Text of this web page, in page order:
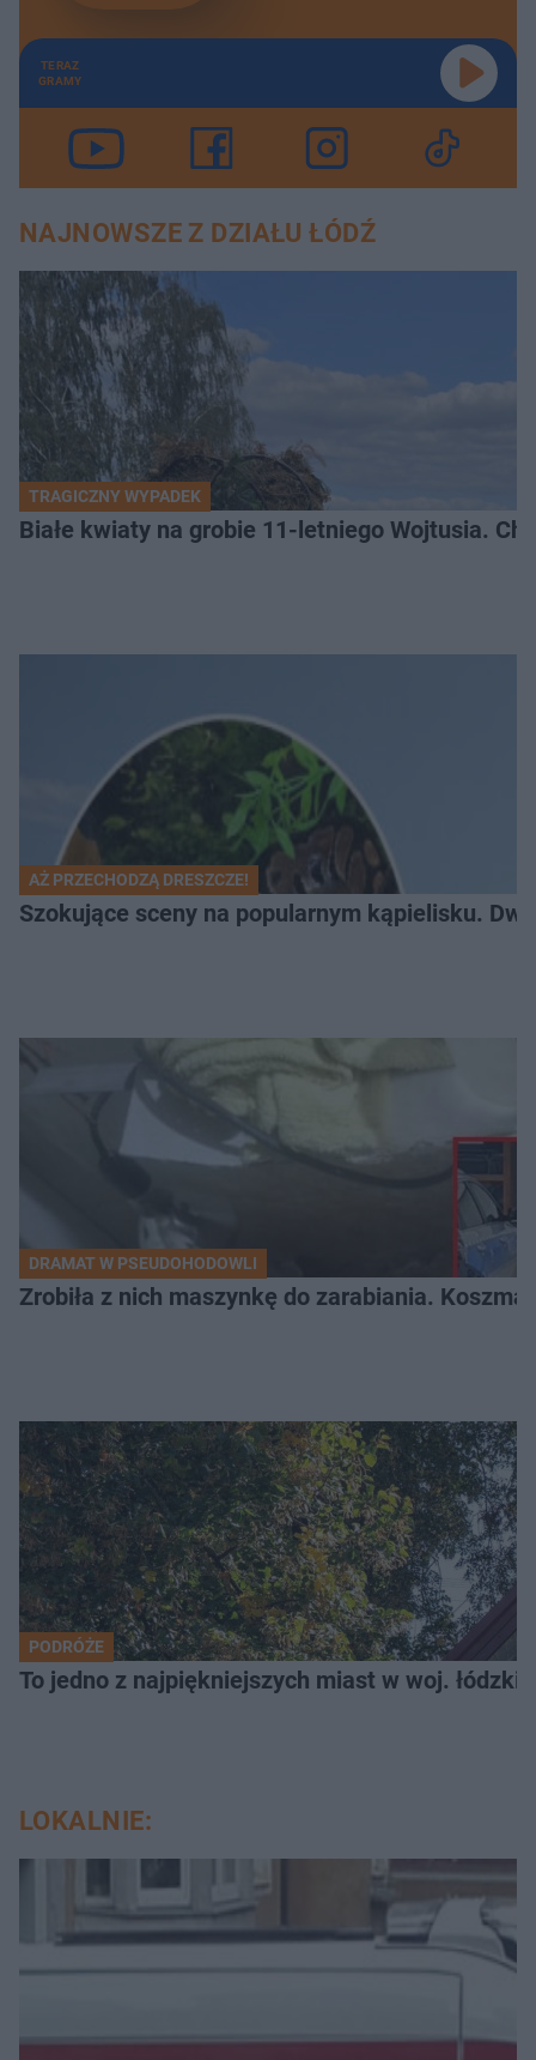
TERAZ
GRAMY
NAJNOWSZE Z DZIAŁU ŁÓDŹ
TRAGICZNY WYPADEK
Białe kwiaty na grobie 11-letniego Wojtusia.
AŻ PRZECHODZĄ DRESZCZE!
Szokujące sceny na popularnym kąpielisku.
DRAMAT W PSEUDOHODOWLI
Zrobiła z nich maszynkę do zarabiania.
PODRÓŻE
To jedno z najpiękniejszych miast w woj.
LOKALNIE: